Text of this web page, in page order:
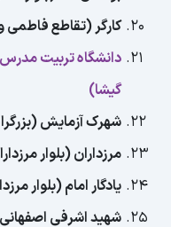
کارگر (تقاطع فاطمی
دانشگاه تربیت
گیشا)
شهرک آزمایش
مرزداران (بلوار
یادگار امام (بلوار
شهید اشرفی اصفهانی